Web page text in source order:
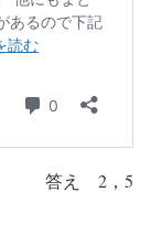
答え 2，5